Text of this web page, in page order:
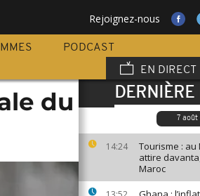
Rejoignez-nous
PODCAST
EN DIRECT
DERNIÈRE
7
14:24
Tourisme : au
attire
Maroc
du